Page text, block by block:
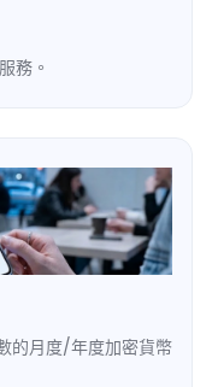
務。
的月度/年度加密貨幣